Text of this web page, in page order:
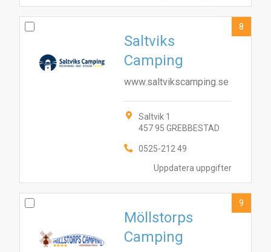
Uppdatera uppgifter
Saltviks
Camping
www.saltvikscamping.se
Saltvik 1
457 95 GREBBESTAD
0525-212 49
8
Möllstorps
Camping
9